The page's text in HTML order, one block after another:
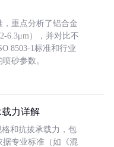
重点分析了铝合金
6.3μm），并对比不
8503-1标准和行业
砂参数。
力详解
和抗拔承载力，包
专业标准（如《混